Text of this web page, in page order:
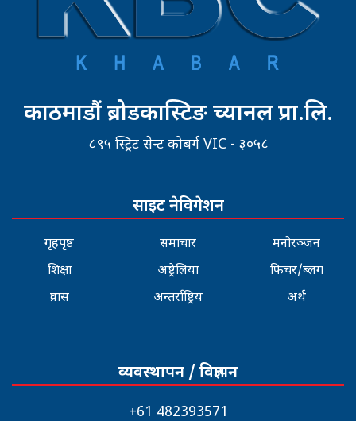
काठमाडौं ब्रोडकास्टिङ च्यानल प्रा.लि.
८९५ स्ट्रिट सेन्ट कोबर्ग VIC - ३०५८
साइट नेविगेशन
गृहपृष्ठ
शिक्षा
प्रवास
समाचार
अष्ट्रेलिया
अन्तर्राष्ट्रिय
मनोरञ्जन
फिचर/ब्लग
अर्थ
व्यवस्थापन / विज्ञापन
+61 482393571